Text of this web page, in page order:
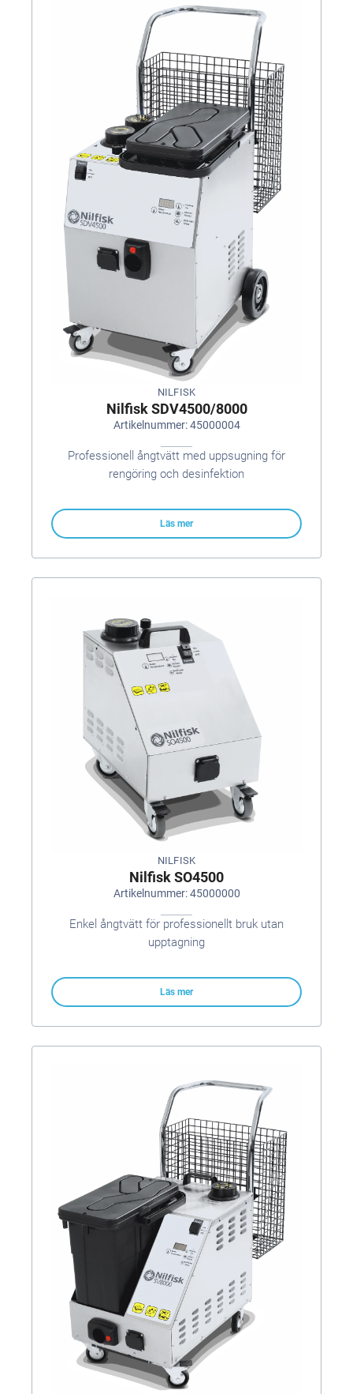
NILFISK
Nilfisk SDV4500/8000
Artikelnummer: 45000004
Professionell ångtvätt med uppsugning för
rengöring och desinfektion
Läs mer
NILFISK
Nilfisk SO4500
Artikelnummer: 45000000
Enkel ångtvätt för professionellt bruk utan
upptagning
Läs mer